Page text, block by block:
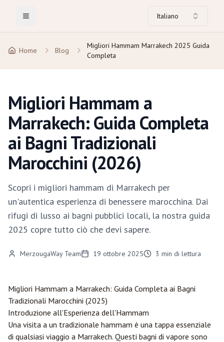
Toggle Menu Italiano
Home Blog
Migliori Hammam Marrakech 2025 Guida
Completa
Migliori Hammam a
Marrakech: Guida Completa
ai Bagni Tradizionali
Marocchini (2026)
Scopri i migliori hammam di Marrakech per
un'autentica esperienza di benessere marocchina. Dai
rifugi di lusso ai bagni pubblici locali, la nostra guida
2025 copre tutto ciò che devi sapere.
MerzougaWay Team 19 ottobre 2025 3 min di lettura
Migliori Hammam a Marrakech: Guida Completa ai Bagni
Tradizionali Marocchini (2025)
Introduzione all'Esperienza dell'Hammam
Una visita a un tradizionale hammam è una tappa essenziale
di qualsiasi viaggio a Marrakech. Questi bagni di vapore sono